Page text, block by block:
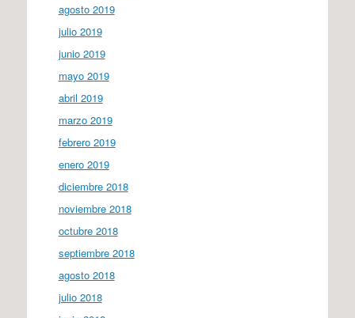
agosto 2019
julio 2019
junio 2019
mayo 2019
abril 2019
marzo 2019
febrero 2019
enero 2019
diciembre 2018
noviembre 2018
octubre 2018
septiembre 2018
agosto 2018
julio 2018